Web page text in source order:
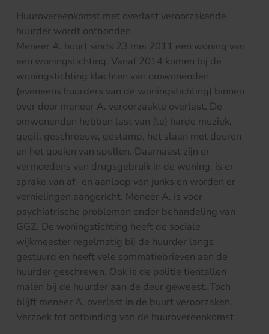
Huurovereenkomst met overlast veroorzakende
huurder wordt ontbonden
Meneer A. huurt sinds 23 mei 2011 een woning van
een woningstichting. Vanaf 2014 komen bij de
woningstichting klachten van omwonenden
(eveneens huurders van de woningstichting) binnen
over door meneer A. veroorzaakte overlast. De
omwonenden hebben last van (te) harde muziek,
gegil, geschreeuw, gestamp, het slaan met deuren
en het gooien van spullen. Daarnaast zijn er
vermoedens van drugsgebruik in de woning, is er
sprake van af- en aanloop van junks en worden er
vernielingen aangericht. Meneer A. is voor
psychiatrische problemen onder behandeling van
GGZ. De woningstichting heeft de sociale
wijkmeester regelmatig bij de huurder langs
gestuurd en heeft vele sommatiebrieven aan de
huurder geschreven. Ook is de politie tientallen
malen bij de huurder aan de deur geweest. Toch
blijft meneer A. overlast in de buurt veroorzaken.
Verzoek tot ontbinding van de huurovereenkomst